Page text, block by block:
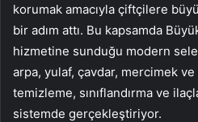
korumak amacıyla çiftçilere
bir adım attı. Bu kapsamda
hizmetine sunduğu modern
arpa, yulaf, çavdar, mercimek
temizleme, sınıflandırma ve
sistemde gerçekleştiriyor.